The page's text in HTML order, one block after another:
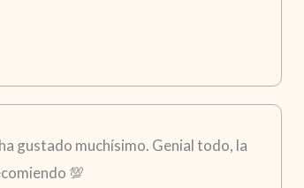
gustado muchísimo. Genial todo, la
💯